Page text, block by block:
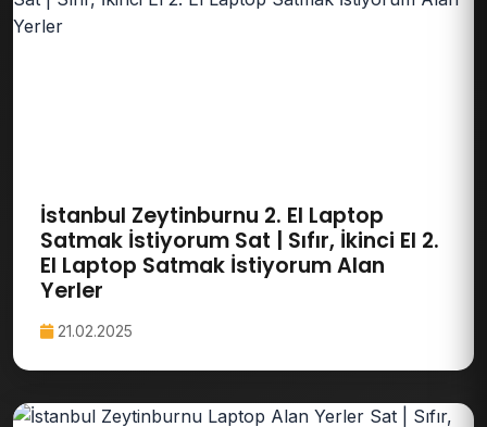
İstanbul Zeytinburnu 2. El Laptop
Satmak İstiyorum Sat | Sıfır, İkinci El 2.
El Laptop Satmak İstiyorum Alan
Yerler
21.02.2025